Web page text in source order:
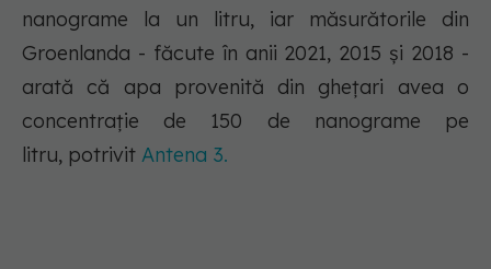
nanograme la un litru, iar măsurătorile din
Groenlanda - făcute în anii 2021, 2015 și 2018 -
arată că apa provenită din gheţari avea o
concentrație de 150 de nanograme pe
litru, potrivit Antena 3.